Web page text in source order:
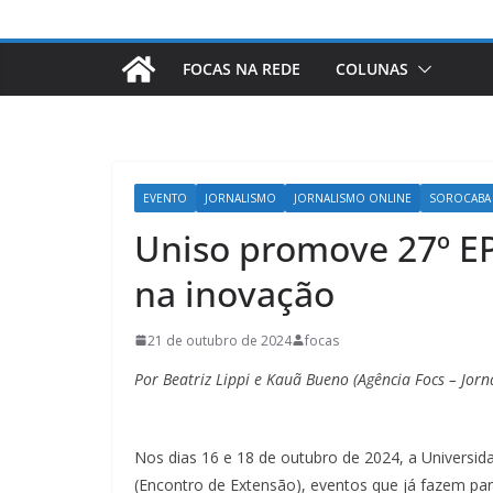
FOCAS NA REDE COLUNAS
EVENTO JORNALISMO JORNALISMO ONLINE SOROCABA
Uniso promove 27º
na inovação
21 de outubro de 2024 focas
Por Beatriz Lippi e Kauã Bueno (Agência Focs –
Nos dias 16 e 18 de outubro de 2024, a
(Encontro de Extensão), eventos que já fazem